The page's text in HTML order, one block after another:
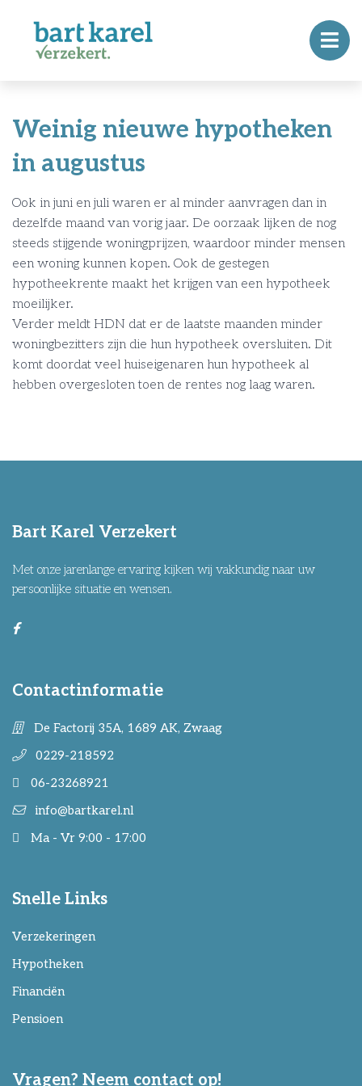
Weinig nieuwe hypotheken
in augustus
Ook in juni en juli waren er al minder aanvragen dan in
dezelfde maand van vorig jaar. De oorzaak lijken de nog
steeds stijgende woningprijzen, waardoor minder mensen
een woning kunnen kopen. Ook de gestegen
hypotheekrente maakt het krijgen van een hypotheek
moeilijker.
Verder meldt HDN dat er de laatste maanden minder
woningbezitters zijn die hun hypotheek oversluiten. Dit
komt doordat veel huiseigenaren hun hypotheek al
hebben overgesloten toen de rentes nog laag waren.
Bart Karel Verzekert
Met onze jarenlange ervaring kijken wij vakkundig naar uw
persoonlijke situatie en wensen.
Contactinformatie
De Factorij 35A, 1689 AK, Zwaag
0229-218592
06-23268921
info@bartkarel.nl
Ma - Vr 9:00 - 17:00
Snelle Links
Verzekeringen
Hypotheken
Financiën
Pensioen
Vragen? Neem contact op!